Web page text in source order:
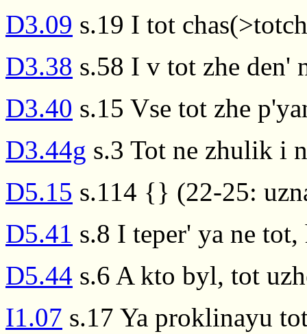
D3.09 s.19 I tot
D3.38 s.58 I v tot zhe den'
D3.40 s.15 Vse tot zhe
D3.44g s.3 Tot ne zhulik i
D5.15 s.114 {} (22-25:
D5.41 s.8 I teper' ya ne
D5.44 s.6 A kto byl, tot
I1.07 s.17 Ya proklinayu